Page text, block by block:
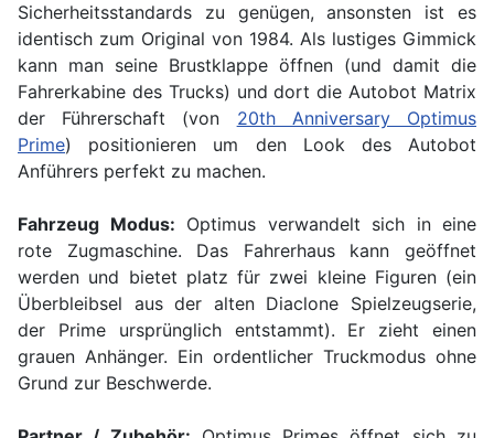
Sicherheitsstandards zu genügen, ansonsten ist es
identisch zum Original von 1984. Als lustiges Gimmick
kann man seine Brustklappe öffnen (und damit die
Fahrerkabine des Trucks) und dort die Autobot Matrix
der Führerschaft (von 20th Anniversary Optimus
Prime) positionieren um den Look des Autobot
Anführers perfekt zu machen.
Fahrzeug Modus: Optimus verwandelt sich in eine
rote Zugmaschine. Das Fahrerhaus kann geöffnet
werden und bietet platz für zwei kleine Figuren (ein
Überbleibsel aus der alten Diaclone Spielzeugserie,
der Prime ursprünglich entstammt). Er zieht einen
grauen Anhänger. Ein ordentlicher Truckmodus ohne
Grund zur Beschwerde.